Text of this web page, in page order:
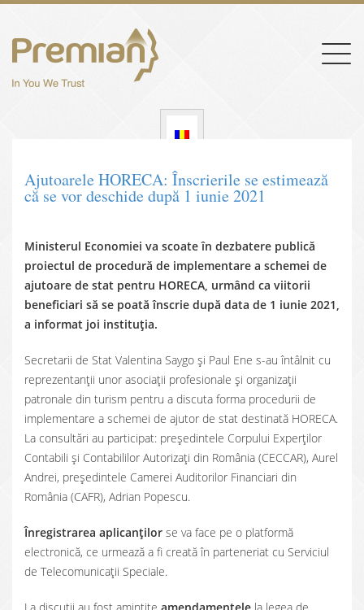
Ajutoarele HORECA: Înscrierile se estimează
că se vor deschide după 1 iunie 2021
Ministerul Economiei va scoate în dezbatere publică
proiectul de procedură de implementare a schemei de
ajutoare de stat pentru HORECA, urmând ca viitorii
beneficiari să se poată înscrie după data de 1 iunie 2021,
a informat joi instituția.
Secretarii de Stat Valentina Saygo și Paul Ene s-au întâlnit cu
reprezentanții unor asociații profesionale și organizații
patronale din turism pentru a discuta forma procedurii de
implementare a schemei de ajutor de stat destinată HORECA.
La consultări au participat: președintele Corpului Experților
Contabili și Contabililor Autorizați din România (CECCAR), Aurel
Andrei, președintele Camerei Auditorilor Financiari din
România (CAFR), Adrian Popescu.
Înregistrarea aplicanților se va face pe o platformă
electronică, ce urmează a fi creată în parteneriat cu Serviciul
de Telecomunicații Speciale.